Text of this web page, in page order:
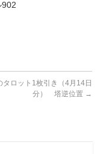
タロット1枚引き（4月14日
分） 塔逆位置 →